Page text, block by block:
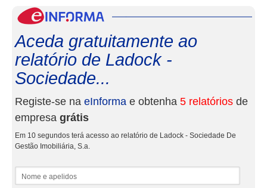
Aceda gratuitamente ao
relatório de Ladock -
Sociedade...
Registe-se na eInforma e obtenha 5 relatórios de
empresa grátis
Em 10 segundos terá acesso ao relatório de Ladock - Sociedade De
Gestão Imobiliária, S.a.